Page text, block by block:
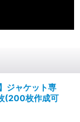
ジャケット専
(200枚作成可